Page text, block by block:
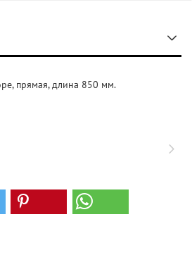
прямая, длина 850 мм.